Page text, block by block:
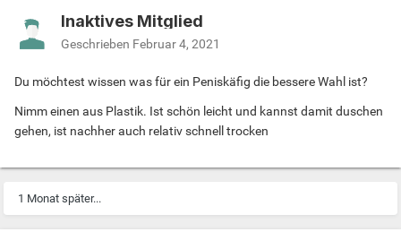
Inaktives Mitglied
Geschrieben Februar 4, 2021
Du möchtest wissen was für ein Peniskäfig die bessere Wahl ist?
Nimm einen aus Plastik. Ist schön leicht und kannst damit duschen
gehen, ist nachher auch relativ schnell trocken
1 Monat später...